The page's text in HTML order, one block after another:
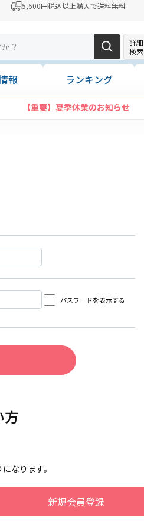
5,500円税込以上購入で送料無料
詳細
検索
報 ランキング
【重要】夏季休業のお知らせ
パスワードを表示する
方
なります。